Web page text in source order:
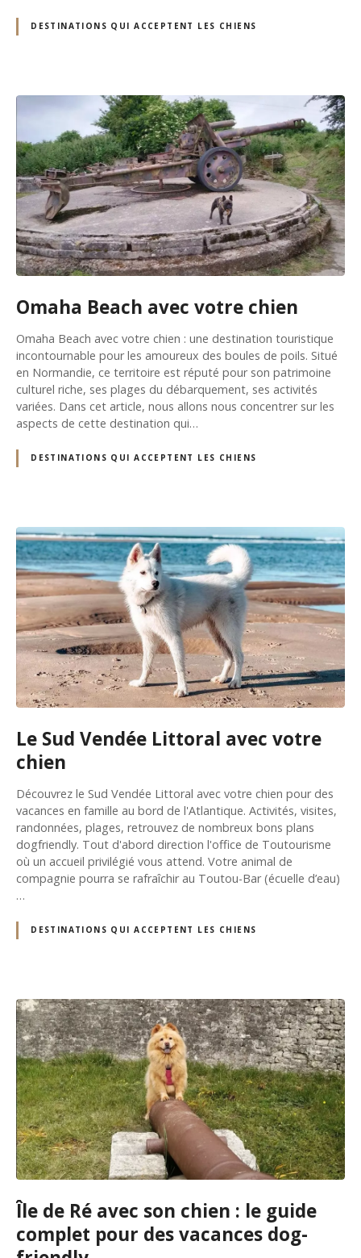
DESTINATIONS QUI ACCEPTENT LES CHIENS
Omaha Beach avec votre chien
Omaha Beach avec votre chien : une destination touristique
incontournable pour les amoureux des boules de poils. Situé
en Normandie, ce territoire est réputé pour son patrimoine
culturel riche, ses plages du débarquement, ses activités
variées. Dans cet article, nous allons nous concentrer sur les
aspects de cette destination qui…
DESTINATIONS QUI ACCEPTENT LES CHIENS
Le Sud Vendée Littoral avec votre
chien
Découvrez le Sud Vendée Littoral avec votre chien pour des
vacances en famille au bord de l'Atlantique. Activités, visites,
randonnées, plages, retrouvez de nombreux bons plans
dogfriendly. Tout d'abord direction l'office de Toutourisme
où un accueil privilégié vous attend. Votre animal de
compagnie pourra se rafraîchir au Toutou-Bar (écuelle d’eau)
…
DESTINATIONS QUI ACCEPTENT LES CHIENS
Île de Ré avec son chien : le guide
complet pour des vacances dog-